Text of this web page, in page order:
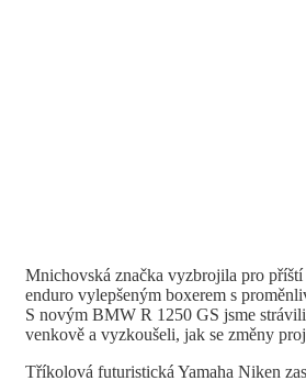
Mnichovská značka vyzbrojila pro
enduro vylepšeným boxerem s
S novým BMW R 1250 GS jsme
venkově a vyzkoušeli, jak se změny
Tříkolová futuristická Yamaha Niken